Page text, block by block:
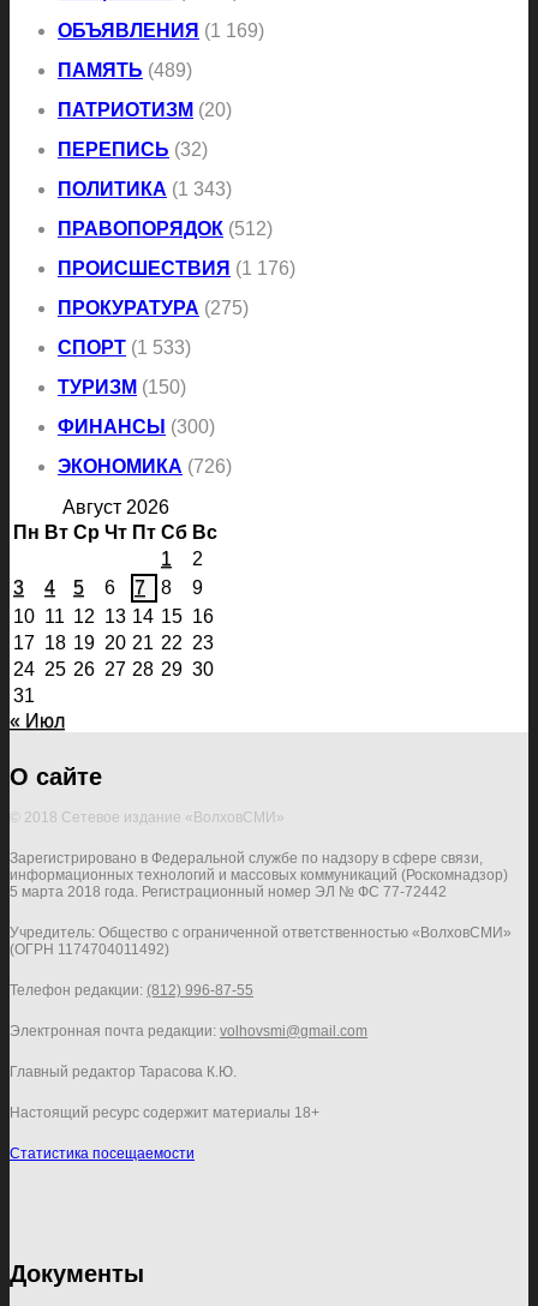
ОБЪЯВЛЕНИЯ (1 169)
ПАМЯТЬ (489)
ПАТРИОТИЗМ (20)
ПЕРЕПИСЬ (32)
ПОЛИТИКА (1 343)
ПРАВОПОРЯДОК (512)
ПРОИСШЕСТВИЯ (1 176)
ПРОКУРАТУРА (275)
СПОРТ (1 533)
ТУРИЗМ (150)
ФИНАНСЫ (300)
ЭКОНОМИКА (726)
Август 2026
Пн Вт Ср Чт Пт Сб Вс
1
2
3
4 5 6 7 8
9
10 11 12 13 14 15 16
17 18 19 20 21 22 23
24 25 26 27 28 29 30
31
« Июл
О сайте
© 2018 Сетевое издание «ВолховСМИ»
Зарегистрировано в Федеральной службе по надзору в сфере связи,
информационных технологий и массовых коммуникаций (Роскомнадзор)
5 марта 2018 года. Регистрационный номер ЭЛ № ФС 77-72442
Учредитель: Общество с ограниченной ответственностью «ВолховСМИ»
(ОГРН 1174704011492)
Телефон редакции: (812) 996-87-55
Электронная почта редакции: volhovsmi@gmail.com
Главный редактор Тарасова К.Ю.
Настоящий ресурс содержит материалы 18+
Статистика посещаемости
Документы